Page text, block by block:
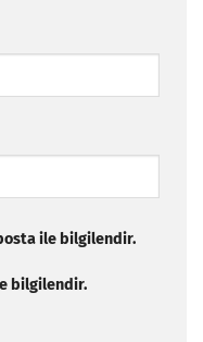
ile bilgilendir.
bilgilendir.